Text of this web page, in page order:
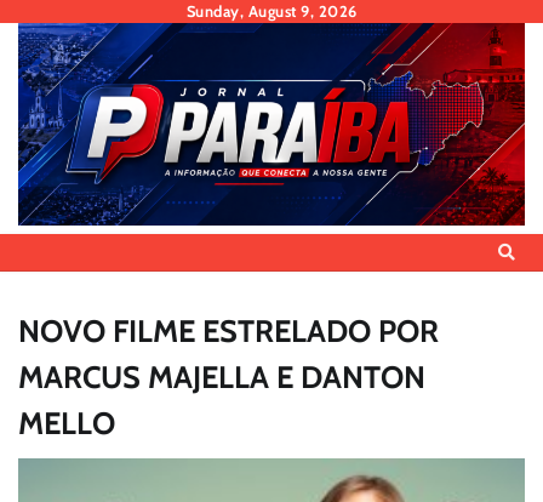
content
Sunday, August 9, 2026
NOVO FILME ESTRELADO POR
MARCUS MAJELLA E DANTON
MELLO